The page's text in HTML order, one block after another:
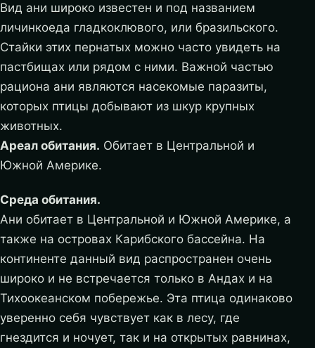
Вид ани широко известен и под названием
личинкоеда гладкоклювого, или бразильского.
Стайки этих пернатых можно часто увидеть на
пастбищах или рядом с ними. Важной частью
рациона ани являются насекомые паразиты,
которых птицы добывают из шкур крупных
животных.
Ареал обитания. Обитает в Центральной и
Южной Америке.
Среда обитания.
Ани обитает в Центральной и Южной Америке, а
также на островах Карибского бассейна. На
континенте данный вид распространен очень
широко и не встречается только в Андах и на
Тихоокеанском побережье. Эта птица одинаково
уверенно себя чувствует как в лесу, где
гнездится и ночует, так и на открытых равнинах,